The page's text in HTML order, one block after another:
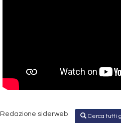
Redazione siderweb Cerca tutti